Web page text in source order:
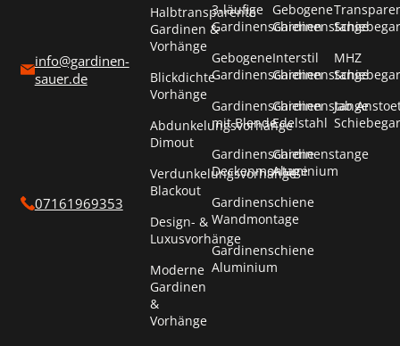
info@gardinen-
sauer.de
07161969353
Halbtransparente
Gardinen &
Vorhänge
Blickdichte
Vorhänge
Abdunkelungsvorhänge
Dimout
Verdunkelungsvorhänge
Blackout
Design- &
Luxusvorhänge
Moderne
Gardinen
&
Vorhänge
3-läufige
Gardinenschienen
Gebogene
Gardinenschienen
Gardinenschienen
mit Blende
Gardinenschiene
Deckenmontage
Gardinenschiene
Wandmontage
Gardinenschiene
Aluminium
Gebogene
Gardinenstange
Interstil
Gardinenstange
Gardinenstange
Edelstahl
Gardinenstange
Aluminium
MHZ
Jab